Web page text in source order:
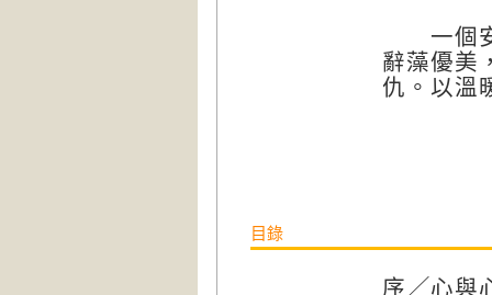
一個安
辭藻優美
仇。以溫
目錄
序╱心與